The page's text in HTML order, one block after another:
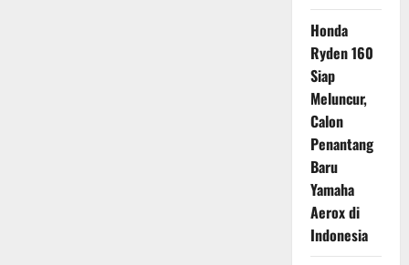
Honda
Ryden 160
Siap
Meluncur,
Calon
Penantang
Baru
Yamaha
Aerox di
Indonesia